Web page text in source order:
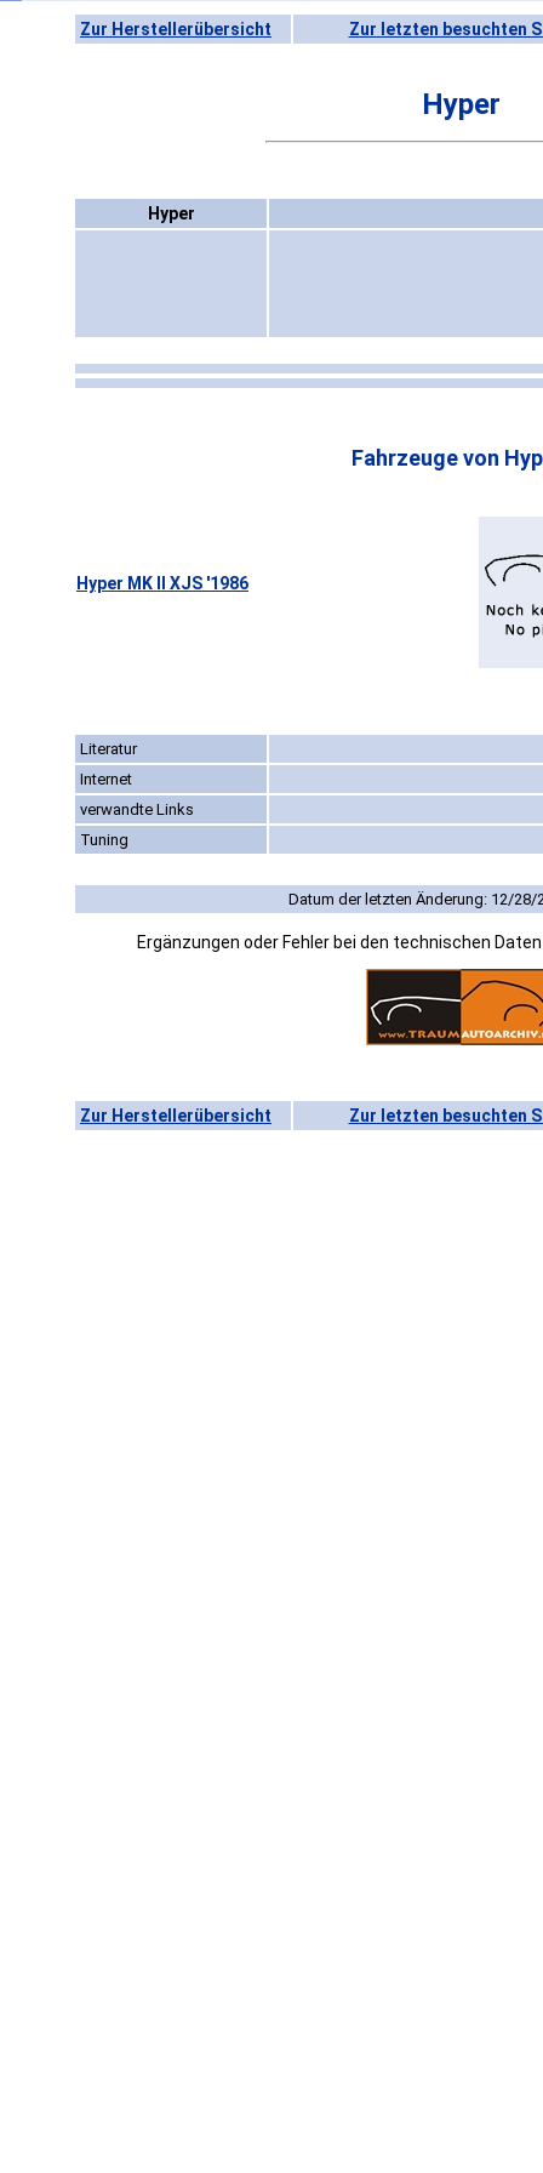
Zur Herstellerübersicht Zur letzten besuchten
Hyper
Hyper
Fahrzeuge von
Hyper MK II XJS '1986
Literatur
Internet
verwandte Links
Tuning
Datum der letzten Änderung: 12/28/
Ergänzungen oder Fehler bei den technischen
Zur Herstellerübersicht Zur letzten besuchten